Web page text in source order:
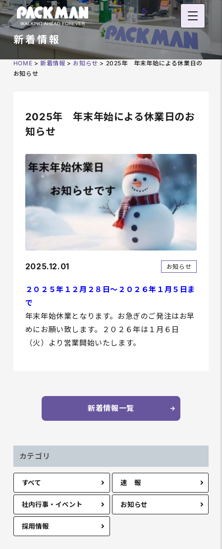
新着情報
HOME >新着情報 > お知らせ > 2025年 年末年始による休業日の
お知らせ
カテゴリ
すべて 速 報
社内行事・イベント お知らせ
採用情報
2025年 年末年始による休業日のお
知らせ
2025.12.01 お知らせ
２０２５年１２月２８日～２０２６年１月５日ま
で
年末年始休業となります。お急ぎのご発注はお早
めにお願い致します。２０２６年は１月６日
（火）より営業開始いたします。
新着情報一覧